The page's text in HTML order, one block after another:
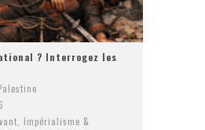
? Interrogez les
Impérialisme &